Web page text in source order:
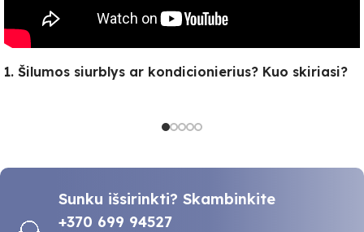
1. Šilumos siurblys ar kondicionierius? Kuo skiriasi?
Sunku išsirinkti? Skambinkite
+370 699 94527